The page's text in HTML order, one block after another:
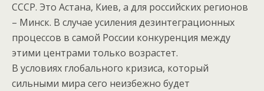
СССР. Это Астана, Киев, а для российских регионов
– Минск. В случае усиления дезинтеграционных
процессов в самой России конкуренция между
этими центрами только возрастет.
В условиях глобального кризиса, который
сильными мира сего неизбежно будет